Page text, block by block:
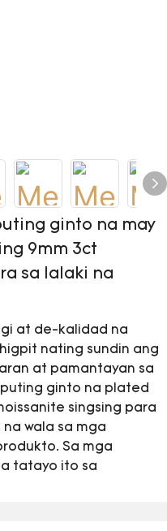
ginto na may
9mm 3ct
sa lalaki na
at de-kalidad na
nating sundin ang
at pamantayan sa
puting ginto na plated
singsing para
wala sa mga
Sa mga
tatayo ito sa